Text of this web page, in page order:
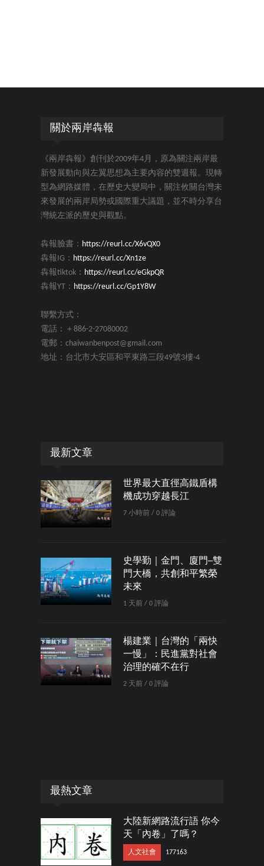
關於兩岸犇報
《兩岸犇報》創刊於2009年4月，原為關注兩岸最
新發展動向與左翼思想為主要內容的雙週報。現轉
型為網路媒體，在歷史大變局中，關注攸關台灣未
來發展的兩岸局勢或國際重大議題，並不時分享台
灣統左派的歷史與觀點。
犇報臉書： https://reurl.cc/X6vQX0
犇報IG： https://reurl.cc/Xn1ze
犇報tiktok： https://reurl.cc/eGkpQR
犇報YT： https://reurl.cc/Gp1Y8W
聯繫方式：
電話：＋886-2-27080002
電郵：chaiwanbenpost@gmail.com
地址：台北市大安區和平東路三段49號3樓-4
最新文章
世界最大直徑高鐵盾構
機成功穿越長江
7 小時前 / 0 評論
史學勤｜金門、廈門─雙
門大橋，共創和平繁榮
未來
1 天前 / 0 評論
楊建業｜台灣的「兩快
一慢」：民進黨對社會
治理的確不在行
2 天前 / 0 評論
最熱文章
大陸新網路流行語 你今
天「內卷」了嗎？
人文社會 177163